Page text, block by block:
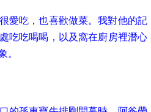
愛吃，也喜歡做菜。我對他的記
吃吃喝喝，以及窩在廚房裡潛心
。